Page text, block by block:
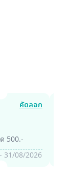
คัดลอก
500.-
31/08/2026